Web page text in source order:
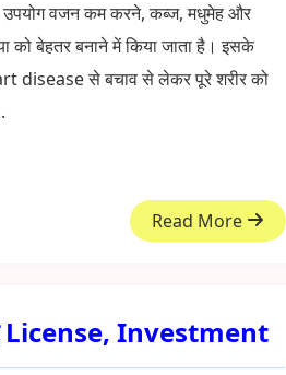
उपयोग वजन कम करने, कब्ज, मधुमेह और
को बेहतर बनाने में किया जाता है। इसके
disease से बचाव से लेकर पूरे शरीर को
Read More
License, Investment